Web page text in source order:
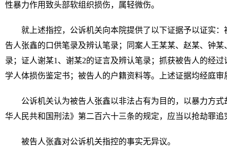
性暴力作用致头部软组织损伤，属轻微伤。
就上述指控，公诉机关向本院提供了以下证据予以证实
告人张鑫的口供笔录及辨认笔录；同案人王某某、赵某、钟
录；证人谢某1、谢某2的证言及辨认笔录；抓获被告人的经
学人体损伤鉴定书；被告人的户籍资料等。上述证据均经庭审
公诉机关认为被告人张鑫以非法占有为目的，以暴力方
华人民共和国刑法》第二百六十三条的规定，应当以抢劫罪追
被告人张鑫对公诉机关指控的事实无异议。